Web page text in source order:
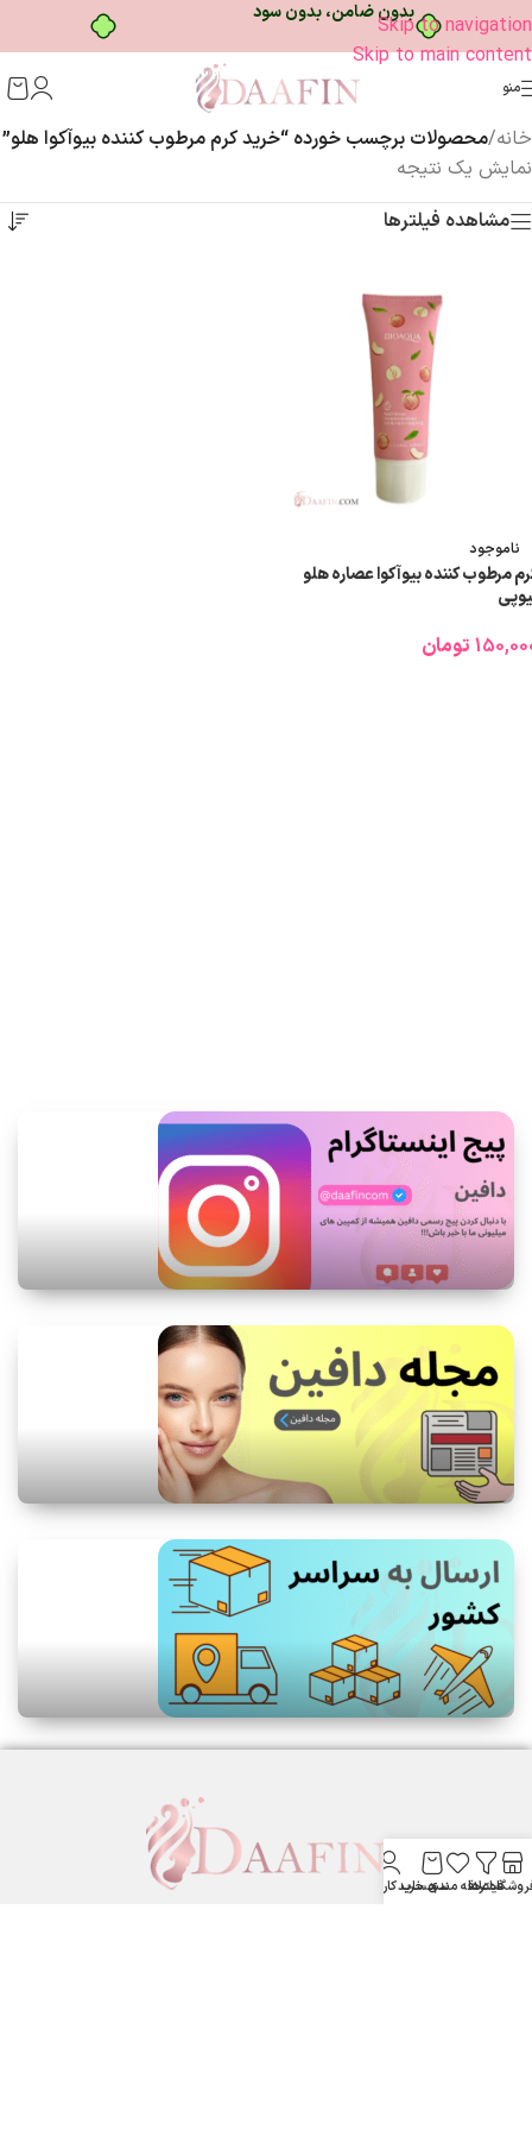
بدون ضامن، بدون سودSkip to navigation
Skip to main content
منو
خانه/محصولات برچسب خورده “خرید کرم مرطوب کننده بیوآکوا هلو”
نمایش یک نتیجه
مشاهده فیلترها
ناموجود
مرطوب کننده بیوآکوا عصاره هلو
تومان
فیلترها
علاقه مندیسبد خرید
حساب کاربری من